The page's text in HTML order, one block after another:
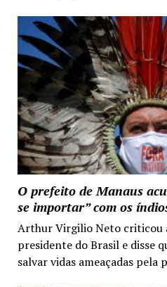
O prefeito de Manaus
se importar” com os
Arthur Virgilio Neto criticou
presidente do Brasil e disse
salvar vidas ameaçadas pela